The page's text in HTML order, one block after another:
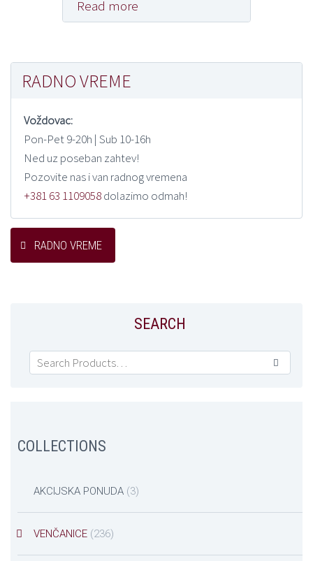
Read more
RADNO VREME
Voždovac:
Pon-Pet 9-20h | Sub 10-16h
Ned uz poseban zahtev!
Pozovite nas i van radnog vremena
+381 63 1109058dolazimo odmah!
RADNO VREME
SEARCH

COLLECTIONS
AKCIJSKA PONUDA (3)
VENČANICE (236)